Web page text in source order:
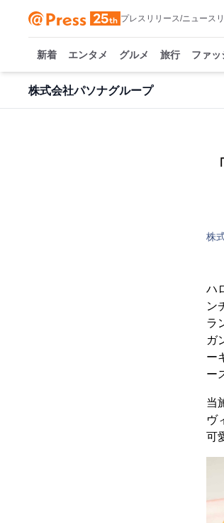
プレスリリース/ニュース
新着 エンタメ グルメ 旅行 ファッ
株式会社パソナグループ
株
ハ
ン
ラ
ガ
ー
ー
当
ヴ
可